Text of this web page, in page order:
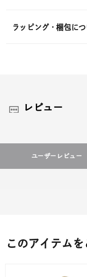
ラッピング・梱包につ
レビュー
ユーザーレビュー
このアイテム